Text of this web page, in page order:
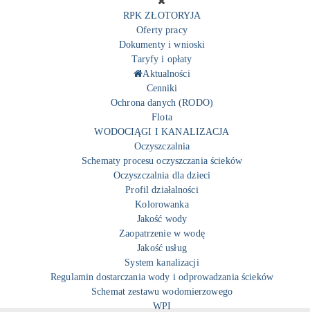
RPK ZŁOTORYJA
Oferty pracy
Dokumenty i wnioski
Taryfy i opłaty
Aktualności
Cenniki
Ochrona danych (RODO)
Flota
WODOCIĄGI I KANALIZACJA
Oczyszczalnia
Schematy procesu oczyszczania ścieków
Oczyszczalnia dla dzieci
Profil działalności
Kolorowanka
Jakość wody
Zaopatrzenie w wodę
Jakość usług
System kanalizacji
Regulamin dostarczania wody i odprowadzania ścieków
Schemat zestawu wodomierzowego
WPI